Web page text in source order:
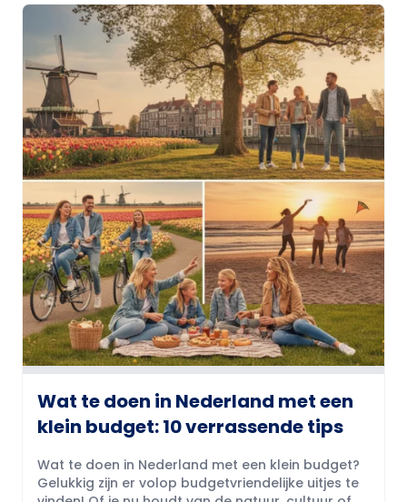
Wat te doen in Nederland met een
klein budget: 10 verrassende tips
Wat te doen in Nederland met een klein budget?
Gelukkig zijn er volop budgetvriendelijke uitjes te